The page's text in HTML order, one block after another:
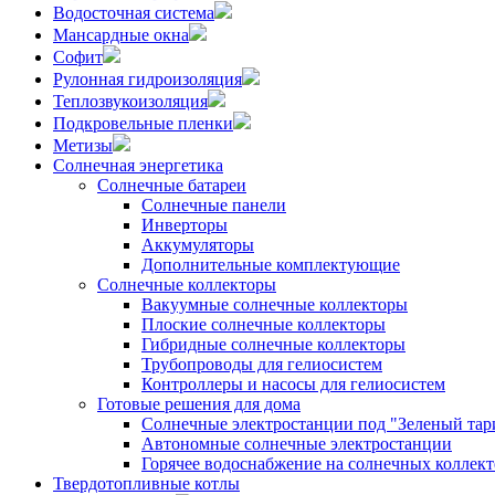
Водосточная система
Мансардные окна
Софит
Рулонная гидроизоляция
Теплозвукоизоляция
Подкровельные пленки
Метизы
Солнечная энергетика
Солнечные батареи
Солнечные панели
Инверторы
Аккумуляторы
Дополнительные комплектующие
Солнечные коллекторы
Вакуумные солнечные коллекторы
Плоские солнечные коллекторы
Гибридные солнечные коллекторы
Трубопроводы для гелиосистем
Контроллеры и насосы для гелиосистем
Готовые решения для дома
Солнечные электростанции под "Зеленый
Автономные солнечные электростанции
Горячее водоснабжение на солнечных
Твердотопливные котлы